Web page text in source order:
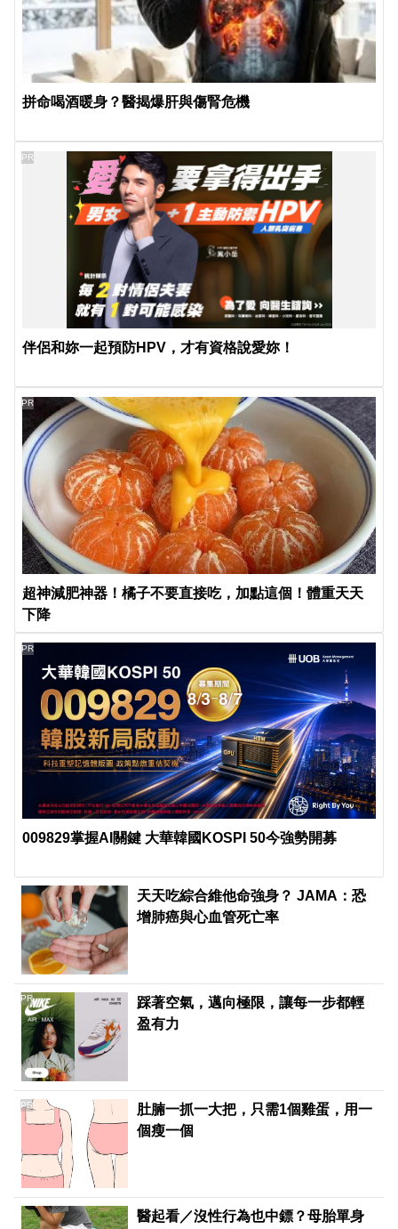
拼命喝酒暖身？醫揭爆肝與傷腎危機
伴侶和妳一起預防HPV，才有資格說愛妳！
PR
超神減肥神器！橘子不要直接吃，加點這個！體重天天
下降
PR
009829掌握AI關鍵 大華韓國KOSPI 50今強勢開募
PR
天天吃綜合維他命強身？ JAMA：恐
增肺癌與心血管死亡率
踩著空氣，邁向極限，讓每一步都輕
盈有力
PR
肚腩一抓一大把，只需1個雞蛋，用一
個瘦一個
PR
醫起看／沒性行為也中鏢？母胎單身